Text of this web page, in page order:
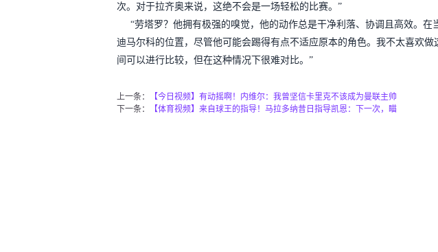
次。对于拉齐奥来说，这绝不会是一场轻松的比赛。”
“劳塔罗？他拥有极强的嗅觉，他的动作总是干净利落、协调且高效。在
迪马尔科的位置，尽管他可能会踢得有点不适应原本的角色。我不太喜欢
间可以进行比较，但在这种情况下很难对比。”
上一条：
【今日视频】有动摇啊！内维尔：我曾坚信卡里克不该成为曼联主帅
下一条：
【体育视频】来自球王的指导！马拉多纳昔日指导凯恩：下一次，瞄